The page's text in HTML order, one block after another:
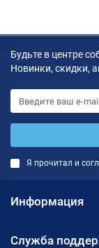
Будьте в центре
Новинки, скидки,
Я прочитал и
Информация
Служба